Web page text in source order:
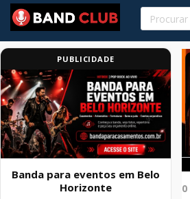
PUBLICIDADE
Banda para eventos em Belo
Horizonte
0